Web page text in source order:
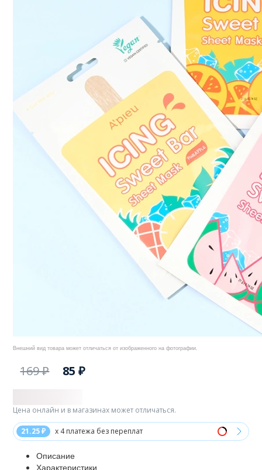
Внешний вид товара может отличаться от изображенного на фотографии.
169 ₽ 85 ₽
21.25 ₽ x 4 платежа без переплат
Цена онлайн и в магазинах может отличаться.
Описание
Характеристики